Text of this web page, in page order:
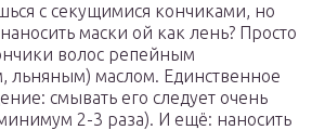
с секущимися кончиками, но
маски ой как лень? Просто
волос репейным
льняным) маслом. Единственное
смывать его следует очень
2-3 раза). И ещё: наносить